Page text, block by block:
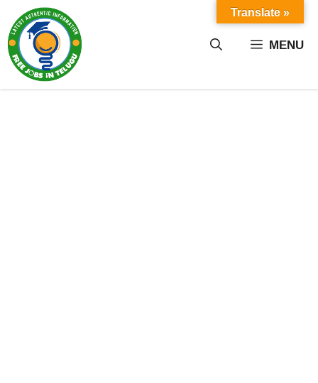
content MENU
Translate »